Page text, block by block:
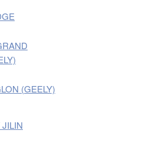
(GEELY)
JILIN